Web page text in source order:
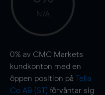
N/A
0% av CMC Markets
kundkonton med en
öppen position på Telia
Co AB (ST) förväntar sig